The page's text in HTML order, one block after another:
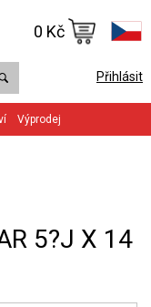
Přihlásit
0 Kč
Výprodej
5?J X 14